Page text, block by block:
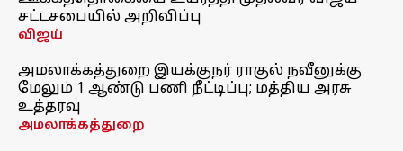
சட்டசபையில் அறிவிப்பு
விஜய்
அமலாக்கத்துறை இயக்குநர் ராகுல் நவீனுக்கு
மேலும் 1 ஆண்டு பணி நீட்டிப்பு; மத்திய அரசு
உத்தரவு
அமலாக்கத்துறை